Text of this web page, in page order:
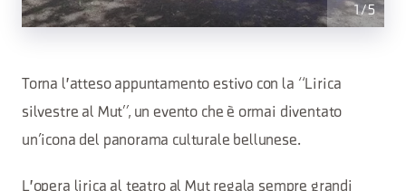
1/5
Torna l'atteso appuntamento estivo con la “Lirica
silvestre al Mut”, un evento che è ormai diventato
un’icona del panorama culturale bellunese.
L'opera lirica al teatro al Mut regala sempre grandi